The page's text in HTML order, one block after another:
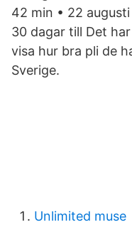
42 min • 22
30 dagar till Det
visa hur bra pli de
Sverige.
Unlimited muse